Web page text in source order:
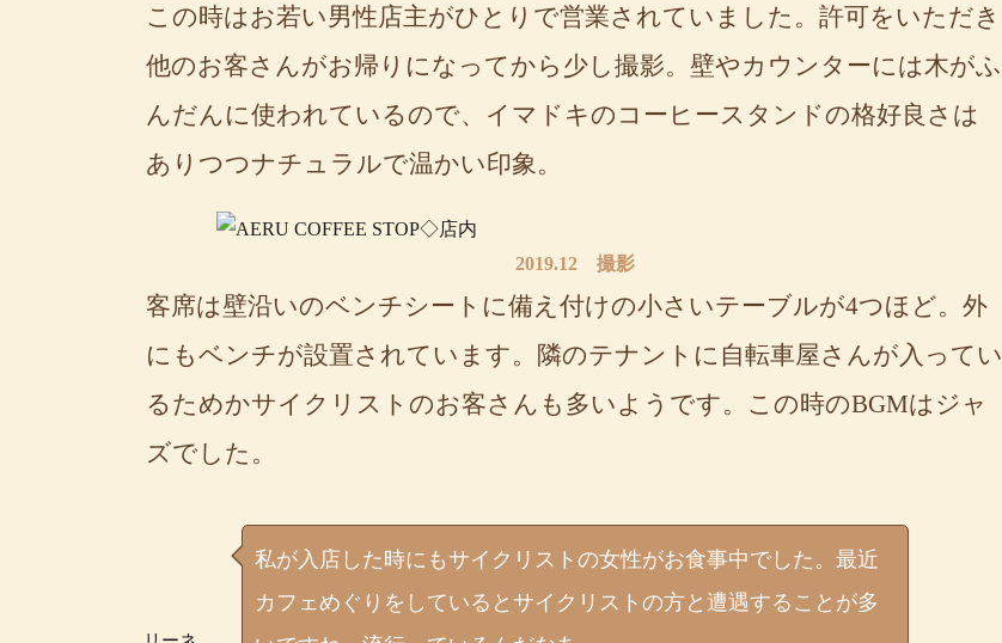
この時はお若い男性店主がひとりで営業されていました。許可をいただき
他のお客さんがお帰りになってから少し撮影。壁やカウンターには木がふ
んだんに使われているので、イマドキのコーヒースタンドの格好良さは
ありつつナチュラルで温かい印象。
2019.12 撮影
客席は壁沿いのベンチシートに備え付けの小さいテーブルが4つほど。外
にもベンチが設置されています。隣のテナントに自転車屋さんが入ってい
るためかサイクリストのお客さんも多いようです。この時のBGMはジャ
ズでした。
私が入店した時にもサイクリストの女性がお食事中でした。最近
カフェめぐりをしているとサイクリストの方と遭遇することが多